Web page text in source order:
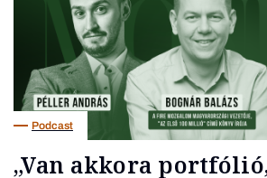
Podcast
„Van akkora